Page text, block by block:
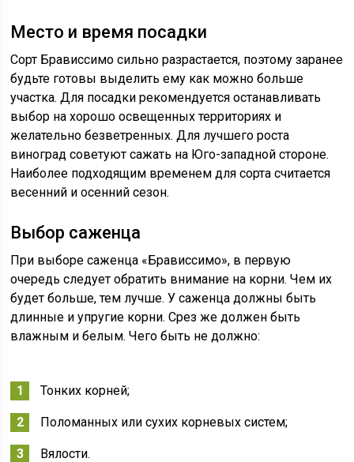
Место и время посадки
Сорт Брависсимо сильно разрастается, поэтому заранее
будьте готовы выделить ему как можно больше
участка. Для посадки рекомендуется останавливать
выбор на хорошо освещенных территориях и
желательно безветренных. Для лучшего роста
виноград советуют сажать на Юго-западной стороне.
Наиболее подходящим временем для сорта считается
весенний и осенний сезон.
Выбор саженца
При выборе саженца «Брависсимо», в первую
очередь следует обратить внимание на корни. Чем их
будет больше, тем лучше. У саженца должны быть
длинные и упругие корни. Срез же должен быть
влажным и белым. Чего быть не должно:
Тонких корней;
Поломанных или сухих корневых систем;
Вялости.